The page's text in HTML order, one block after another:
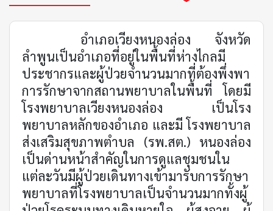
อำเภอเวียงหนองล่อง จังหวัด
ลำพูนเป็นอำเภอที่อยู่ในพื้นที่ห่างไกลมี
ประชากรและผู้ป่วยจำนวนมากที่ต้องพึ่งพา
การรักษาจากสถานพยาบาลในพื้นที่ โดยมี
โรงพยาบาลเวียงหนองล่อง เป็นโรง
พยาบาลหลักของอำเภอ และมี โรงพยาบาล
ส่งเสริมสุขภาพตำบล (รพ.สต.) หนองล่อง
เป็นด่านหน้าสำคัญในการดูแลชุมชนใน
แต่ละวันมีผู้ป่วยเดินทางเข้ามารับการรักษา
พยาบาลที่โรงพยาบาลเป็นจำนวนมากทั้งผู้